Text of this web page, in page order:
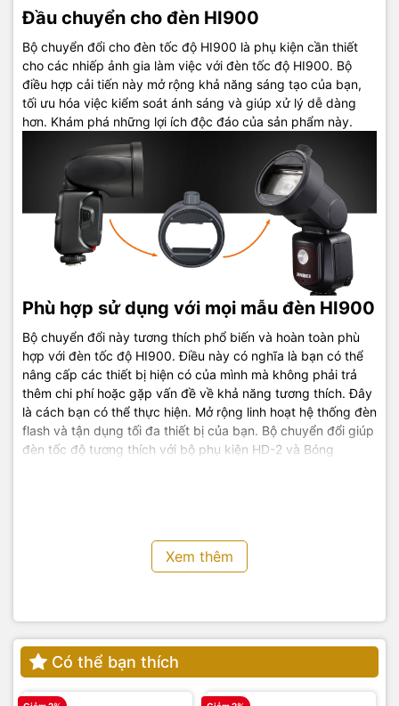
Đầu chuyển cho đèn HI900
Bộ chuyển đổi cho đèn tốc độ HI900 là phụ kiện cần thiết
cho các nhiếp ảnh gia làm việc với đèn tốc độ HI900. Bộ
điều hợp cải tiến này mở rộng khả năng sáng tạo của bạn,
tối ưu hóa việc kiểm soát ánh sáng và giúp xử lý dễ dàng
hơn. Khám phá những lợi ích độc đáo của sản phẩm này.
Phù hợp sử dụng với mọi mẫu đèn HI900
Bộ chuyển đổi này tương thích phổ biến và hoàn toàn phù
hợp với đèn tốc độ HI900. Điều này có nghĩa là bạn có thể
nâng cấp các thiết bị hiện có của mình mà không phải trả
thêm chi phí hoặc gặp vấn đề về khả năng tương thích. Đây
là cách bạn có thể thực hiện. Mở rộng linh hoạt hệ thống đèn
flash và tận dụng tối đa thiết bị của bạn. Bộ chuyển đổi giúp
đèn tốc độ tương thích với bộ phụ kiện HD-2 và Bóng
Tiềm năng sử dụng cùng tản sáng và gel
màu
Xem thêm
Có thể bạn thích